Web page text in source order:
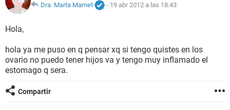
NUTRICIÓN
BIENESTAR
SEXUALIDAD
GLOSARIO
Dra. Marta Marnet
- 19 abr 2012 a las 18:43
Hola,
hola ya me puso en q pensar xq si tengo quistes en los
ovario no puedo tener hijos va y tengo muy inflamado el
estomago q sera.
Compartir